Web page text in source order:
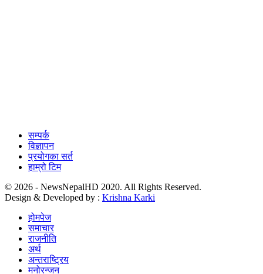
सम्पर्क
विज्ञापन
प्रयोगका सर्त
हाम्रो टिम
© 2026 - NewsNepalHD 2020. All Rights Reserved.
Design & Developed by : Krishna Karki
होमपेज
समाचार
राजनीति
अर्थ
अन्तराष्ट्रिय
मनोरन्जन